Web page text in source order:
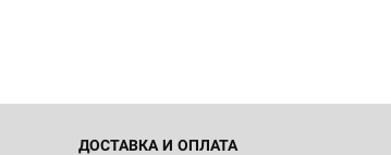
ДОСТАВКА И ОПЛАТА